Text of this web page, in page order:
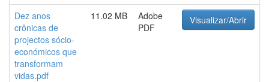
Dez anos
crônicas de
projectos sócio-
económicos que
transformam
vidas.pdf
11.02 MB
Adobe
PDF
Visualizar/Abrir